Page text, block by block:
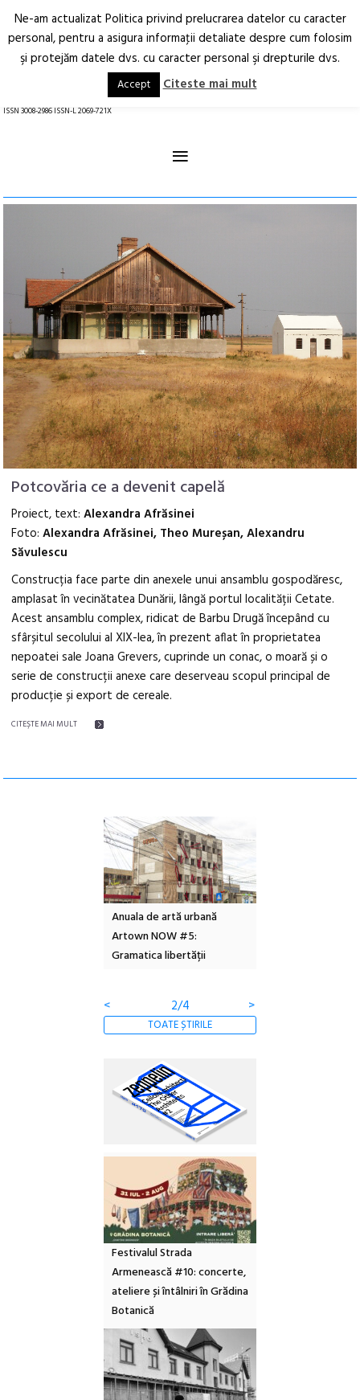
Arhitectură.
Oraș.
RO EN
ISSN 3008-2986 ISSN-L 2069-721X
≡
Potcovăria ce a devenit capelă
Proiect, text: Alexandra Afrăsinei
Foto: Alexandra Afrăsinei, Theo Mureșan, Alexandru
Săvulescu
Construcția face parte din anexele unui ansamblu gospodăresc,
amplasat în vecinătatea Dunării, lângă portul localității Cetate.
Acest ansamblu complex, ridicat de Barbu Drugă începând cu
sfârșitul secolului al XIX-lea, în prezent aflat în proprietatea
nepoatei sale Joana Grevers, cuprinde un conac, o moară și o
serie de construcții anexe care deserveau scopul principal de
producție și export de cereale.
CITEŞTE MAI MULT
Anuala de artă urbană
Artown NOW #5:
Gramatica libertății
< 2/4 >
TOATE ȘTIRILE
Festivalul Strada
Armenească #10: concerte,
ateliere și întâlniri în Grădina
Botanică
Ne-am actualizat Politica privind prelucrarea datelor cu caracter
personal, pentru a asigura informaţii detaliate despre cum folosim
şi protejăm datele dvs. cu caracter personal şi drepturile dvs.
Accept Citeste mai mult